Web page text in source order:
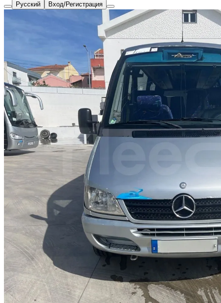
Русский Вход/Регистрация